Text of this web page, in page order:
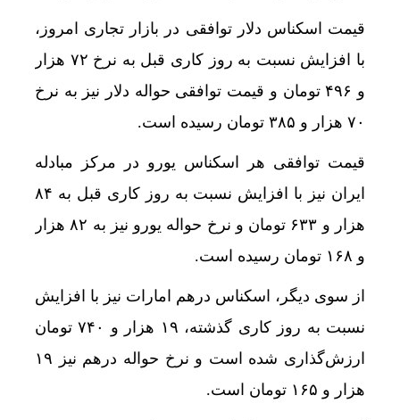
قیمت اسکناس دلار توافقی در بازار تجاری امروز،
با افزایش نسبت به روز کاری قبل به نرخ ۷۲ هزار
و ۴۹۶ تومان و قیمت توافقی حواله دلار نیز به نرخ
۷۰ هزار و ۳۸۵ تومان رسیده است.
قیمت توافقی هر اسکناس یورو در مرکز مبادله
ایران نیز با افزایش نسبت به روز کاری قبل به ۸۴
هزار و ۶۳۳ تومان و نرخ حواله یورو نیز به ۸۲ هزار
و ۱۶۸ تومان رسیده است.
از سوی دیگر، اسکناس درهم امارات نیز با افزایش
نسبت به روز کاری گذشته، ۱۹ هزار و ۷۴۰ تومان
ارزش‌گذاری شده است و نرخ حواله درهم نیز ۱۹
هزار و ۱۶۵ تومان است.